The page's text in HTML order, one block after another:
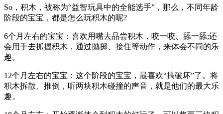
So，积木，被称为“益智玩具中的全能选手”，那么，不同年龄
阶段的宝宝，都是怎么玩积木的呢?
6个月左右的宝宝：喜欢用嘴去品尝积木，咬一咬、舔一舔;还
会用手去抓握积木，通过抛掷、接住等动作，来体会不同的乐
趣。
12个月左右的宝宝：这个阶段的宝宝，最喜欢“搞破坏”了。将
积木拆散、推倒，听两块积木碰撞的声音，就是他们的最大乐
趣。